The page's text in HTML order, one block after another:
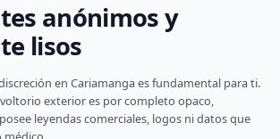
anónimos y
lisos
en Cariamanga es fundamental para ti.
exterior es por completo opaco,
leyendas comerciales, logos ni datos que